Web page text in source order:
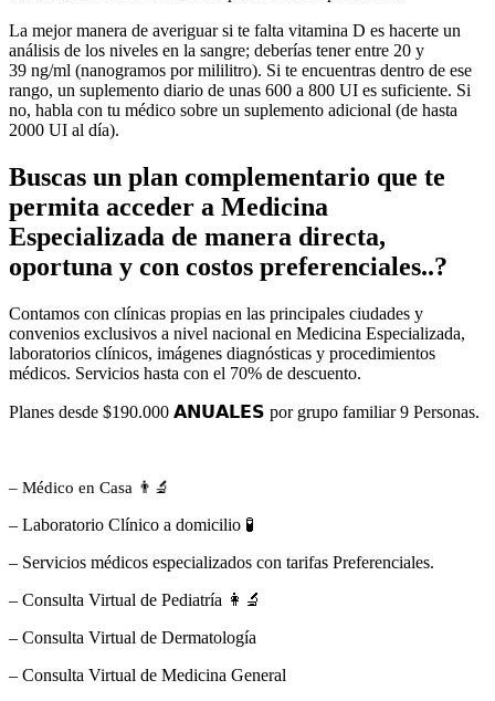
La mejor manera de averiguar si te falta vitamina D es hacerte un
análisis de los niveles en la sangre; deberías tener entre 20 y
39 ng/ml (nanogramos por mililitro). Si te encuentras dentro de ese
rango, un suplemento diario de unas 600 a 800 UI es suficiente. Si
no, habla con tu médico sobre un suplemento adicional (de hasta
2000 UI al día).
Buscas un plan complementario que te
permita acceder a Medicina
Especializada de manera directa,
oportuna y con costos preferenciales..?
Contamos con clínicas propias en las principales ciudades y
convenios exclusivos a nivel nacional en Medicina Especializada,
laboratorios clínicos, imágenes diagnósticas y procedimientos
médicos. Servicios hasta con el 70% de descuento.
Planes desde $190.000 𝗔𝗡𝗨𝗔𝗟𝗘𝗦 por grupo familiar 9 Personas.
– Médico en Casa 👨‍🔬
– Laboratorio Clínico a domicilio 🧪
– Servicios médicos especializados con tarifas Preferenciales.
– Consulta Virtual de Pediatría 👩‍🔬
– Consulta Virtual de Dermatología
– Consulta Virtual de Medicina General